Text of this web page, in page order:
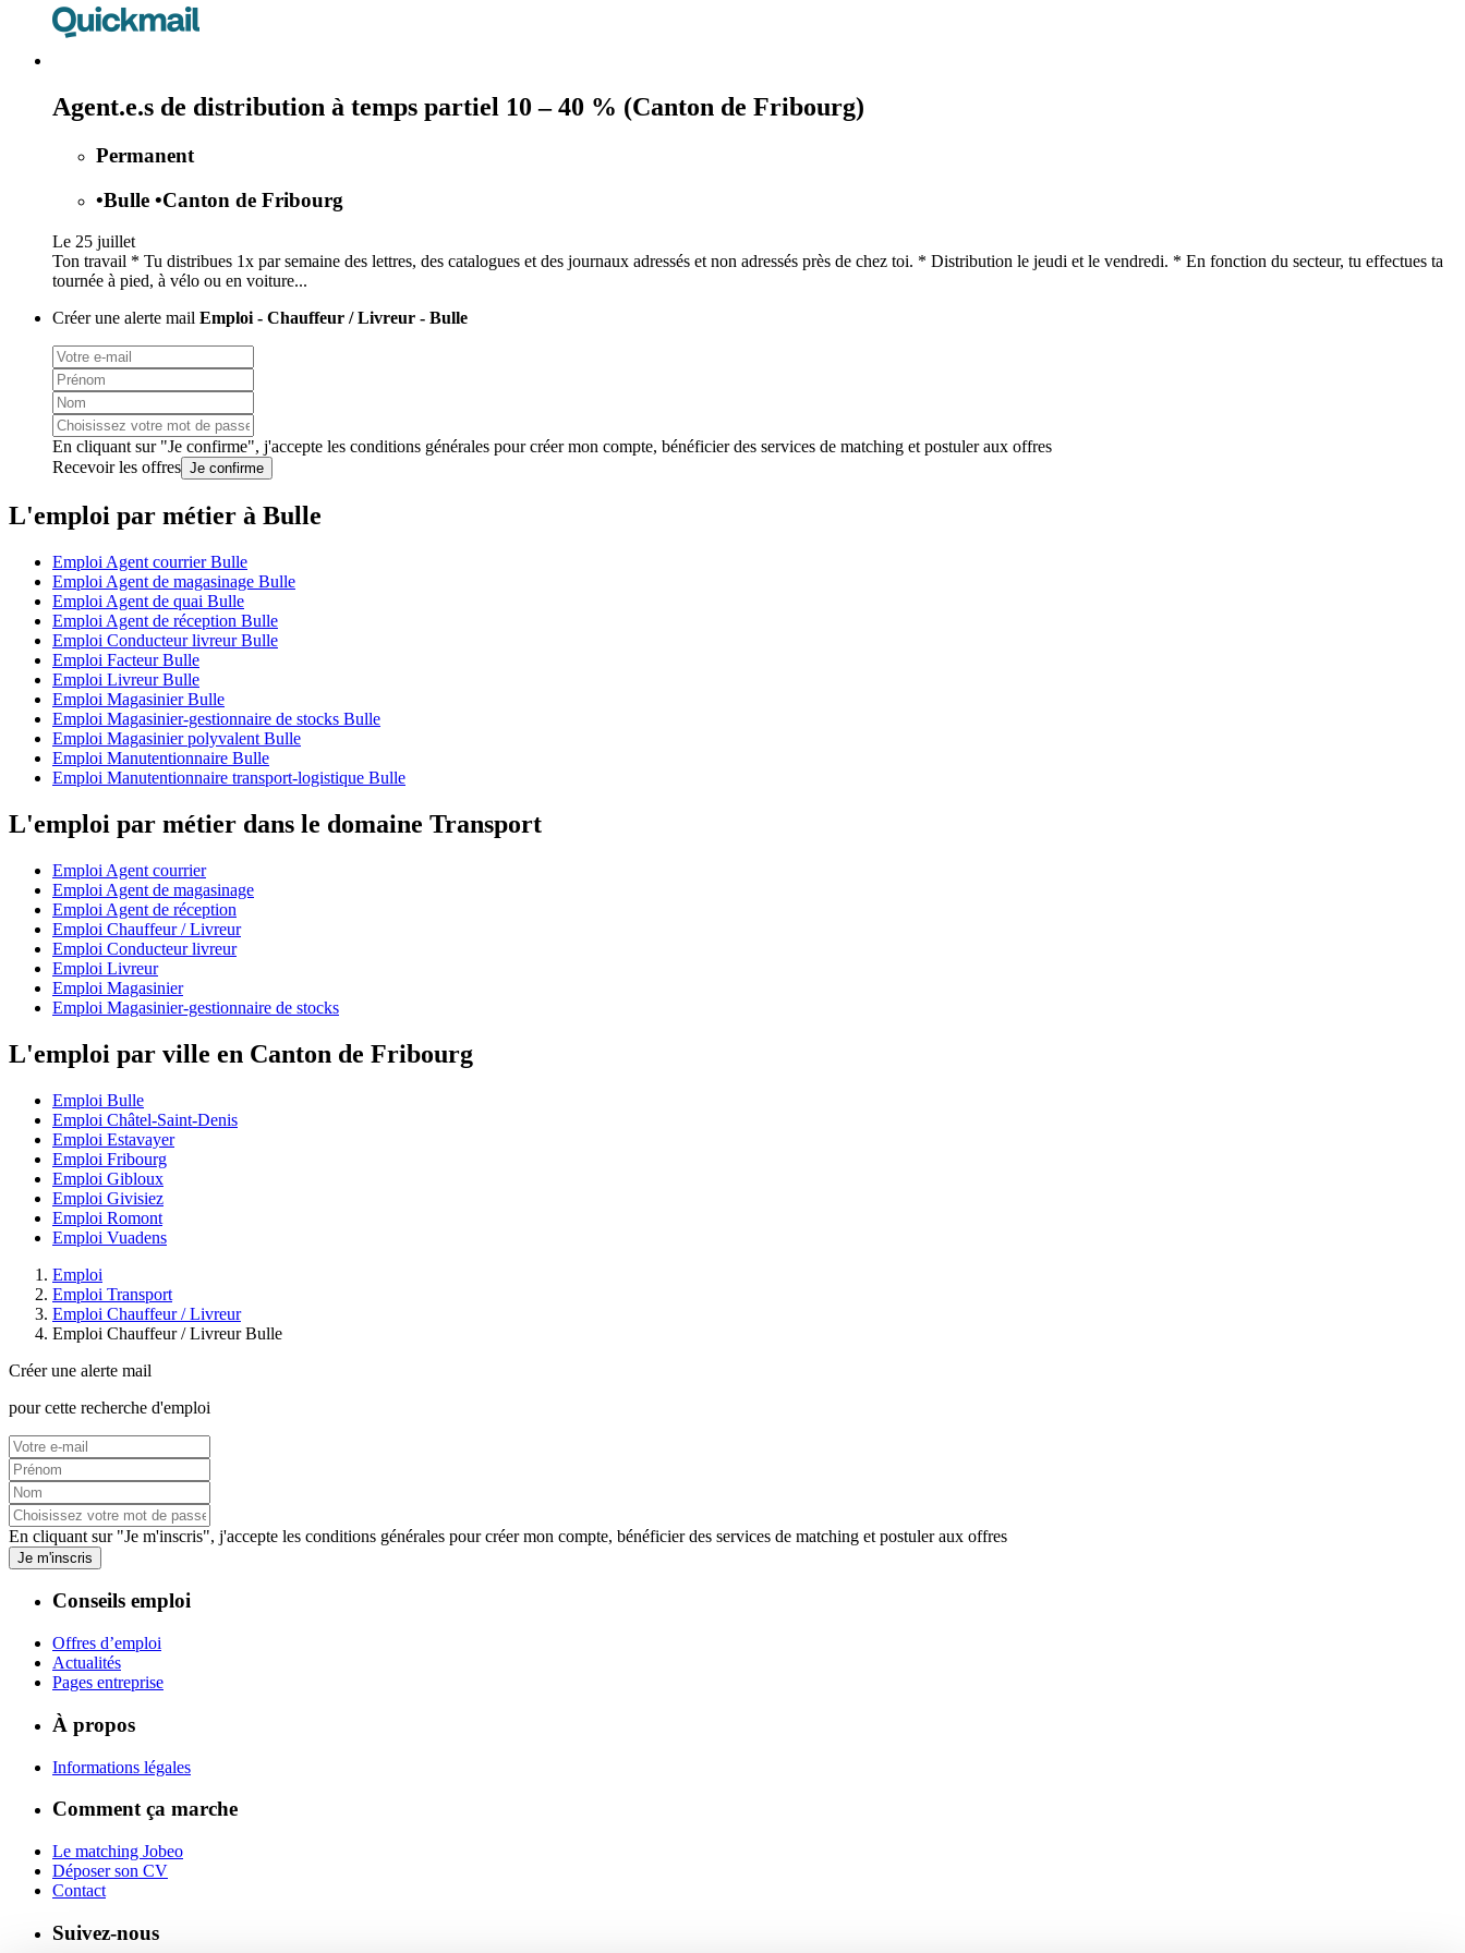
Agent.e.s de distribution à temps partiel 10 – 40 % (Canton de Fribourg)
Permanent
•Bulle •Canton de Fribourg
Le 25 juillet
Ton travail * Tu distribues 1x par semaine des lettres, des catalogues et des journaux adressés et non adressés près de chez toi. * Distribution le jeudi et le vendredi. * En fonction du secteur, tu effectues ta
tournée à pied, à vélo ou en voiture...
Créer une alerte mail Emploi - Chauffeur / Livreur - Bulle
En cliquant sur "Je confirme", j'accepte les conditions générales pour créer mon compte, bénéficier des services de matching et postuler aux offres
Recevoir les offres Je confirme
L'emploi par métier à Bulle
Emploi Agent courrier Bulle
Emploi Agent de magasinage Bulle
Emploi Agent de quai Bulle
Emploi Agent de réception Bulle
Emploi Conducteur livreur Bulle
Emploi Facteur Bulle
Emploi Livreur Bulle
Emploi Magasinier Bulle
Emploi Magasinier-gestionnaire de stocks Bulle
Emploi Magasinier polyvalent Bulle
Emploi Manutentionnaire Bulle
Emploi Manutentionnaire transport-logistique Bulle
L'emploi par métier dans le domaine Transport
Emploi Agent courrier
Emploi Agent de magasinage
Emploi Agent de réception
Emploi Chauffeur / Livreur
Emploi Conducteur livreur
Emploi Livreur
Emploi Magasinier
Emploi Magasinier-gestionnaire de stocks
L'emploi par ville en Canton de Fribourg
Emploi Bulle
Emploi Châtel-Saint-Denis
Emploi Estavayer
Emploi Fribourg
Emploi Gibloux
Emploi Givisiez
Emploi Romont
Emploi Vuadens
Emploi
Emploi Transport
Emploi Chauffeur / Livreur
Emploi Chauffeur / Livreur Bulle
Créer une alerte mail
pour cette recherche d'emploi
En cliquant sur "Je m'inscris", j'accepte les conditions générales pour créer mon compte, bénéficier des services de matching et postuler aux offres
Je m'inscris
Conseils emploi
Offres d’emploi
Actualités
Pages entreprise
À propos
Informations légales
Comment ça marche
Le matching Jobeo
Déposer son CV
Contact
Suivez-nous